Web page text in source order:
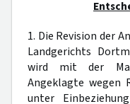
1. Die Revision der
Landgerichts
wird mit der
Angeklagte wegen
unter